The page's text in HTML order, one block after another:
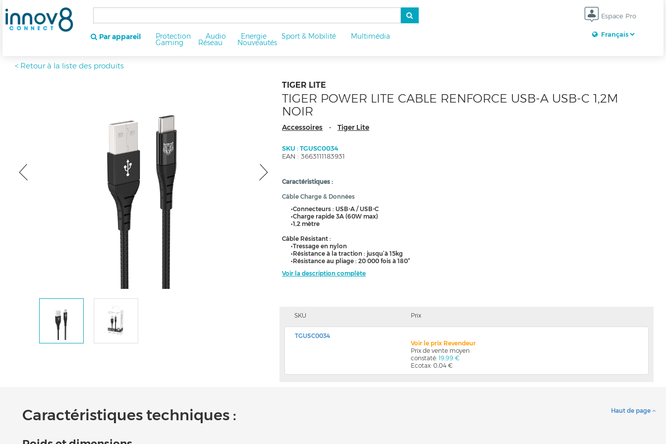
Espace Pro
Par appareil Protection Audio Energie Sport & Mobilité Multimédia
Gaming Réseau Nouveautés
< Retour à la liste des produits
TIGER LITE
TIGER POWER LITE CABLE RENFORCE USB-A USB-C 1,2M
NOIR
Accessoires - Tiger Lite
SKU : TGUSC0034
EAN : 3663111183931
Caractéristiques :
Câble Charge & Données
•Connecteurs : USB-A / USB-C
•Charge rapide 3A (60W max)
•1,2 mètre
Câble Résistant :
•Tressage en nylon
•Résistance à la traction : jusqu’à 15kg
•Résistance au pliage : 20 000 fois à 180°
Voir la description complète
SKU Prix
TGUSC0034
Voir le prix Revendeur
Prix de vente moyen
constaté:19,99 €
Ecotax: 0,04 €
Haut de page
Caractéristiques techniques :